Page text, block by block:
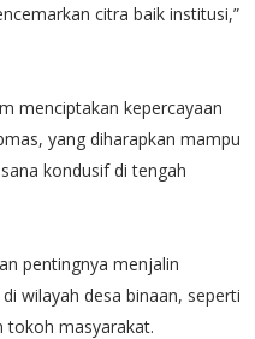
citra baik institusi,”
menciptakan kepercayaan
yang diharapkan mampu
kondusif di tengah
pentingnya menjalin
wilayah desa binaan, seperti
tokoh masyarakat.